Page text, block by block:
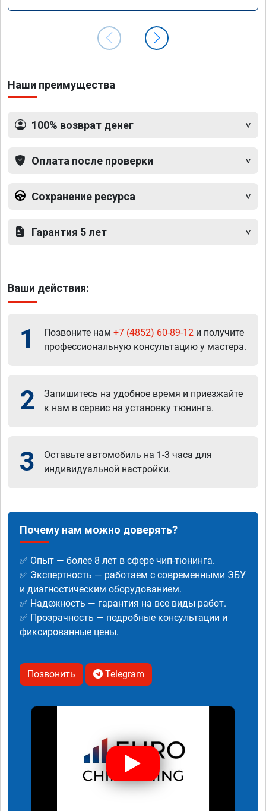
Наши преимущества
100% возврат денег
Оплата после проверки
Сохранение ресурса
Гарантия 5 лет
Ваши действия:
1 Позвоните нам +7 (4852) 60-89-12 и получите
профессиональную консультацию у мастера.
2
Запишитесь на удобное время и приезжайте
к нам в сервис на установку тюнинга.
3
Оставьте автомобиль на 1-3 часа для
индивидуальной настройки.
Почему нам можно доверять?
✅ Опыт — более 8 лет в сфере чип-тюнинга.
✅ Экспертность — работаем с современными ЭБУ
и диагностическим оборудованием.
✅ Надежность — гарантия на все виды работ.
✅ Прозрачность — подробные консультации и
фиксированные цены.
Позвонить Telegram